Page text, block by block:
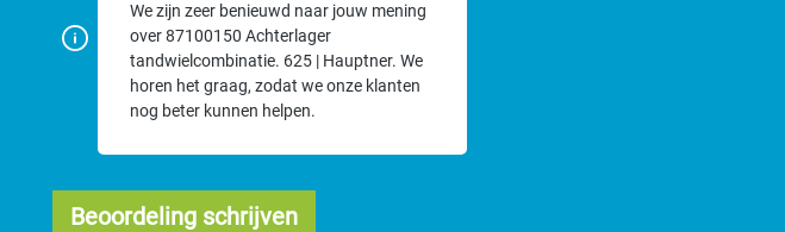
We zijn zeer benieuwd naar jouw mening
over 87100150 Achterlager
tandwielcombinatie. 625 | Hauptner. We
horen het graag, zodat we onze klanten
nog beter kunnen helpen.
Beoordeling schrijven